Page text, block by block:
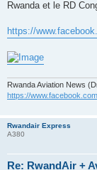
Rwanda et le RD
https://
Rwanda Aviation News
https://
Rwandair Express
A380
Re: RwandAir +